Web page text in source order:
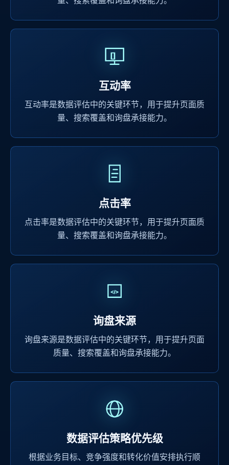
互动率
互动率是数据评估中的关键环节，用于提升页面质
量、搜索覆盖和询盘承接能力。
点击率
点击率是数据评估中的关键环节，用于提升页面质
量、搜索覆盖和询盘承接能力。
询盘来源
询盘来源是数据评估中的关键环节，用于提升页面
质量、搜索覆盖和询盘承接能力。
数据评估策略优先级
根据业务目标、竞争强度和转化价值安排执行顺